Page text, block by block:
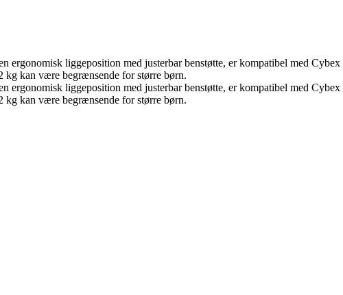
ergonomisk liggeposition med justerbar benstøtte, er kompatibel med
kg kan være begrænsende for større børn.
ergonomisk liggeposition med justerbar benstøtte, er kompatibel med
kg kan være begrænsende for større børn.